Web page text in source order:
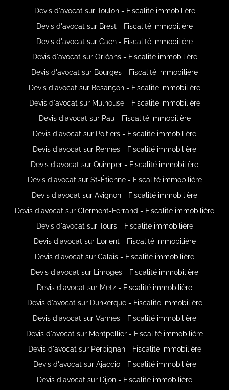
Devis d'avocat sur Toulon - Fiscalité immobilière
Devis d'avocat sur Brest - Fiscalité immobilière
Devis d'avocat sur Caen - Fiscalité immobilière
Devis d'avocat sur Orléans - Fiscalité immobilière
Devis d'avocat sur Bourges - Fiscalité immobilière
Devis d'avocat sur Besançon - Fiscalité immobilière
Devis d'avocat sur Mulhouse - Fiscalité immobilière
Devis d'avocat sur Pau - Fiscalité immobilière
Devis d'avocat sur Poitiers - Fiscalité immobilière
Devis d'avocat sur Rennes - Fiscalité immobilière
Devis d'avocat sur Quimper - Fiscalité immobilière
Devis d'avocat sur St-Étienne - Fiscalité immobilière
Devis d'avocat sur Avignon - Fiscalité immobilière
Devis d'avocat sur Clermont-Ferrand - Fiscalité immobilière
Devis d'avocat sur Tours - Fiscalité immobilière
Devis d'avocat sur Lorient - Fiscalité immobilière
Devis d'avocat sur Calais - Fiscalité immobilière
Devis d'avocat sur Limoges - Fiscalité immobilière
Devis d'avocat sur Metz - Fiscalité immobilière
Devis d'avocat sur Dunkerque - Fiscalité immobilière
Devis d'avocat sur Vannes - Fiscalité immobilière
Devis d'avocat sur Montpellier - Fiscalité immobilière
Devis d'avocat sur Perpignan - Fiscalité immobilière
Devis d'avocat sur Ajaccio - Fiscalité immobilière
Devis d'avocat sur Dijon - Fiscalité immobilière